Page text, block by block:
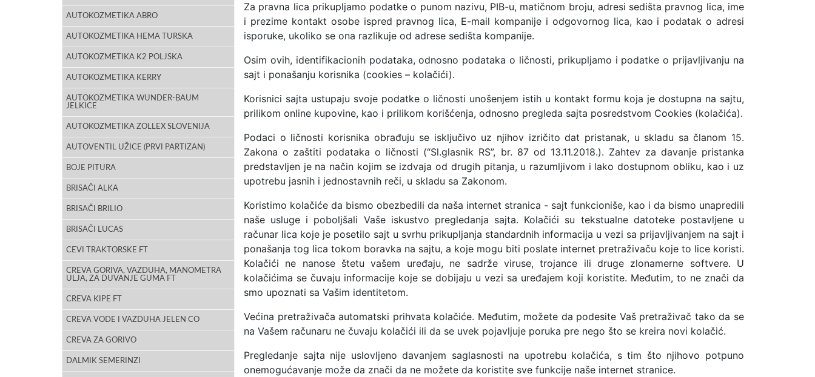
AUTOKOZMETIKA ABRO
AUTOKOZMETIKA HEMA TURSKA
AUTOKOZMETIKA K2 POLJSKA
AUTOKOZMETIKA KERRY
AUTOKOZMETIKA WUNDER-BAUM
JELKICE
AUTOKOZMETIKA ZOLLEX SLOVENIJA
AUTOVENTIL UŽICE (PRVI PARTIZAN)
BOJE PITURA
BRISAČI ALKA
BRISAČI BRILIO
BRISAČI LUCAS
CEVI TRAKTORSKE FT
CREVA GORIVA, VAZDUHA, MANOMETRA
ULJA, ZA DUVANJE GUMA FT
CREVA KIPE FT
CREVA VODE I VAZDUHA JELEN CO
CREVA ZA GORIVO
DALMIK SEMERINZI
Za pravna lica prikupljamo podatke o punom nazivu, PIB-u, matičnom broju, adresi sedišta pravnog lica, ime
i prezime kontakt osobe ispred pravnog lica, E-mail kompanije i odgovornog lica, kao i podatak o adresi
isporuke, ukoliko se ona razlikuje od adrese sedišta kompanije.
Osim ovih, identifikacionih podataka, odnosno podataka o ličnosti, prikupljamo i podatke o prijavljivanju na
sajt i ponašanju korisnika (cookies – kolačići).
Korisnici sajta ustupaju svoje podatke o ličnosti unošenjem istih u kontakt formu koja je dostupna na sajtu,
prilikom online kupovine, kao i prilikom korišćenja, odnosno pregleda sajta posredstvom Cookies (kolačića).
Podaci o ličnosti korisnika obrađuju se isključivo uz njihov izričito dat pristanak, u skladu sa članom 15.
Zakona o zaštiti podataka o ličnosti (“Sl.glasnik RS”, br. 87 od 13.11.2018.). Zahtev za davanje pristanka
predstavljen je na način kojim se izdvaja od drugih pitanja, u razumljivom i lako dostupnom obliku, kao i uz
upotrebu jasnih i jednostavnih reči, u skladu sa Zakonom.
Koristimo kolačiće da bismo obezbedili da naša internet stranica - sajt funkcioniše, kao i da bismo unapredili
naše usluge i poboljšali Vaše iskustvo pregledanja sajta. Kolačići su tekstualne datoteke postavljene u
računar lica koje je posetilo sajt u svrhu prikupljanja standardnih informacija u vezi sa prijavljivanjem na sajt i
ponašanja tog lica tokom boravka na sajtu, a koje mogu biti poslate internet pretraživaču koje to lice koristi.
Kolačići ne nanose štetu vašem uređaju, ne sadrže viruse, trojance ili druge zlonamerne softvere. U
kolačićima se čuvaju informacije koje se dobijaju u vezi sa uređajem koji koristite. Međutim, to ne znači da
smo upoznati sa Vašim identitetom.
Većina pretraživača automatski prihvata kolačiće. Međutim, možete da podesite Vaš pretraživač tako da se
na Vašem računaru ne čuvaju kolačići ili da se uvek pojavljuje poruka pre nego što se kreira novi kolačić.
Pregledanje sajta nije uslovljeno davanjem saglasnosti na upotrebu kolačića, s tim što njihovo potpuno
onemogućavanje može da znači da ne možete da koristite sve funkcije naše internet stranice.